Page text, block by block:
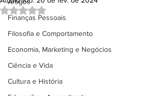
Finanças Pessoais
Filosofia e Comportamento
Economia, Marketing e Negócios
Ciência e Vida
Cultura e História
Avaliado com NaN de 5 estrelas.